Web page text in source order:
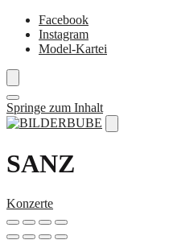
Facebook
Instagram
Model-Kartei
Springe zum Inhalt
SANZ
Konzerte